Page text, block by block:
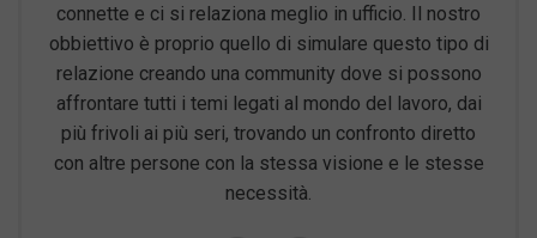
connette e ci si relaziona meglio in ufficio. Il nostro
obbiettivo è proprio quello di simulare questo tipo di
relazione creando una community dove si possono
affrontare tutti i temi legati al mondo del lavoro, dai
più frivoli ai più seri, trovando un confronto diretto
con altre persone con la stessa visione e le stesse
necessità.